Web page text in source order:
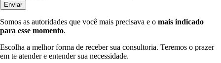
Enviar
Somos as autoridades que você mais precisava e o mais indicado
para esse momento.
Escolha a melhor forma de receber sua consultoria. Teremos o prazer
em te atender e entender sua necessidade.